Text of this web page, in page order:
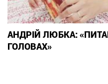
АНДРІЙ ЛЮБКА:
ГОЛОВАХ»